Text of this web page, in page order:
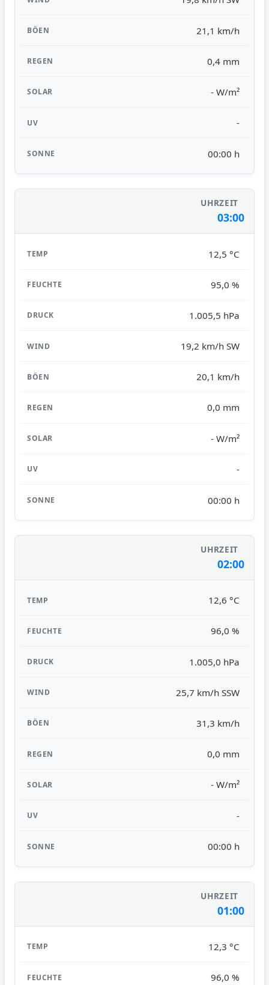
21,1 km/h
0,4 mm
- W/m²
-
00:00 h
03:00
12,5 °C
95,0 %
1.005,5 hPa
19,2 km/h SW
20,1 km/h
0,0 mm
- W/m²
-
00:00 h
02:00
12,6 °C
96,0 %
1.005,0 hPa
25,7 km/h SSW
31,3 km/h
0,0 mm
- W/m²
-
00:00 h
01:00
12,3 °C
96,0 %